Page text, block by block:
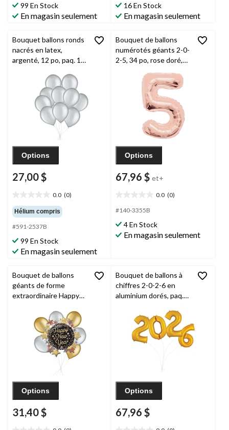
99 En Stock
En magasin seulement
16 En Stock
En magasin seulement
Bouquet ballons ronds
nacrés en latex,
argenté, 12 po, paq. 10,
ruban inclus pour veille
du jour de l’An et
occasions spéciales
Options
27,00 $
0.0 (0)
étoile(s)
sur
5.
Hélium compris
#591-2537B
99 En Stock
En magasin seulement
Bouquet de ballons
numérotés géants 2-0-
2-5, 34 po, rose doré,
l’hélium et ruban inclus,
pour la veille du jour de
Options
67,96 $ et+
0.0 (0)
étoile(s)
5.
#140-3355B
4 En Stock
En magasin seulement
Bouquet de ballons
géants de forme
extraordinaire Happy
de luxe de 30 po,
dorés, paq. 7, gonflage
à l'hélium et ruban
Options
31,40 $
Bouquet de ballons à
chiffres 2-0-2-6 en
aluminium dorés, paq.
hélium compris pour le
jour de l'An
Options
67,96 $